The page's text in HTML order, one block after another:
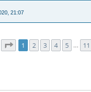
21:07
Pagina1 di11
1 2 3 4 5 11